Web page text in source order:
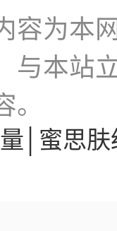
容为本
与本站
│蜜思